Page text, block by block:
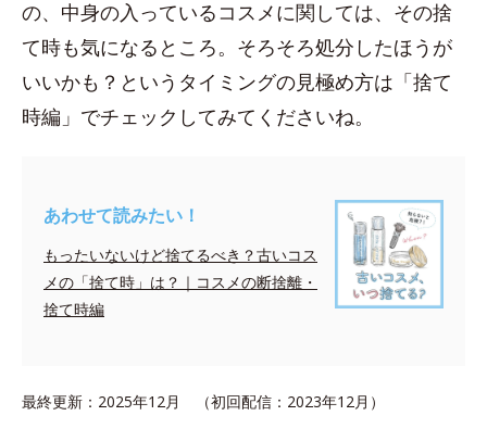
の、中身の入っているコスメに関しては、その捨
て時も気になるところ。そろそろ処分したほうが
いいかも？というタイミングの見極め方は「捨て
時編」でチェックしてみてくださいね。
あわせて読みたい！
もったいないけど捨てるべき？古いコス
メの「捨て時」は？｜コスメの断捨離・
捨て時編
最終更新：2025年12月 （初回配信：2023年12月）